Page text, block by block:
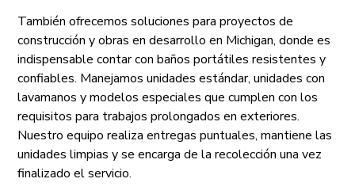
También ofrecemos soluciones para proyectos de
construcción y obras en desarrollo en Michigan, donde es
indispensable contar con baños portátiles resistentes y
confiables. Manejamos unidades estándar, unidades con
lavamanos y modelos especiales que cumplen con los
requisitos para trabajos prolongados en exteriores.
Nuestro equipo realiza entregas puntuales, mantiene las
unidades limpias y se encarga de la recolección una vez
finalizado el servicio.